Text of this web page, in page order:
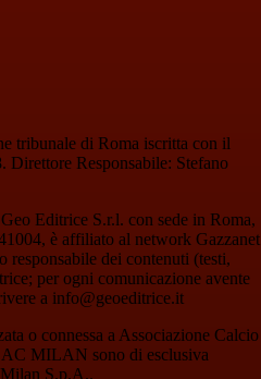
tribunale di Roma iscritta con il
Direttore Responsabile: Stefano
Editrice S.r.l. con sede in Roma,
è affiliato al network Gazzanet
dei contenuti (testi,
per ogni comunicazione avente
a info@geoeditrice.it
o connessa a Associazione Calcio
MILAN sono di esclusiva
S.p.A..